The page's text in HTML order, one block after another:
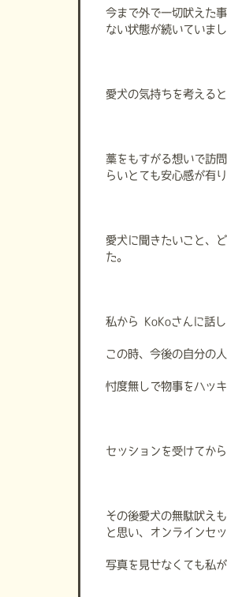
今まで外で一切吠えた
ない状態が続いていまし
愛犬の気持ちを考える
藁をもすがる想いで訪
らいとても安心感が有り
愛犬に聞きたいこと、
た。
私から KoKoさんに話
この時、今後の自分の
忖度無しで物事をハッ
セッションを受けてか
その後愛犬の無駄吠え
と思い、オンラインセ
写真を見せなくても私